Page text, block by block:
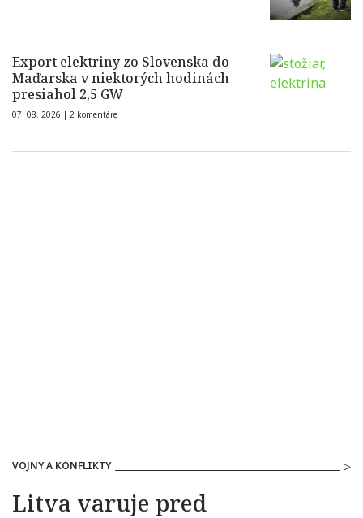
Export elektriny zo Slovenska do
Maďarska v niektorých hodinách
presiahol 2,5 GW
07. 08. 2026 | 2 komentáre
VOJNY A KONFLIKTY
Litva varuje pred